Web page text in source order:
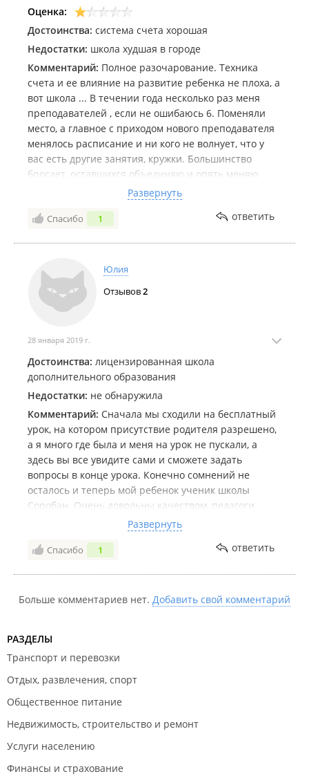
Оценка:
Достоинства: система счета хорошая
Недостатки: школа худшая в городе
Комментарий: Полное разочарование. Техника
счета и ее влияние на развитие ребенка не плоха, а
вот школа ... В течении года несколько раз меня
преподавателей , если не ошибаюсь 6. Поменяли
место, а главное с приходом нового преподавателя
менялось расписание и ни кого не волнует, что у
вас есть другие занятия, кружки. Большинство
бросает, оставшихся объединяю и опять меняю
расписание. В первый год вы потенциальный
доход, всячески уговаривают не бросать, второй год
им плевать и они этого не скрывают. Летом
придется отодвинуть. Оплачивая не малую сумму
вам придется всегда подстраиваться под школу, а в
конце обучения директор открыто в чате может
написать , что вас ни кто не держит )) ну так за
пожалела, что не бросили сразу. Альтернатив много
в городе .
Развернуть
Спасибо 1 ответить
Юлия
Отзывов2
28 января 2019 г.
Достоинства: лицензированная школа
дополнительного образования
Недостатки: не обнаружила
Комментарий: Сначала мы сходили на бесплатный
урок, на котором присутствие родителя разрешено,
а я много где была и меня на урок не пускали, а
здесь вы все увидите сами и сможете задать
вопросы в конце урока. Конечно сомнений не
осталось и теперь мой ребенок ученик школы
Соробан. Очень довольны качеством, педагоги
всегда приветливы и ответят на все вопросы,
ребенок всегда с нетерпение ждет следующего
урока. Уже через месяц стал удивлять нас своими
Развернуть
Спасибо 1 ответить
Больше комментариев нет. Добавить свой комментарий
РАЗДЕЛЫ
Транспорт и перевозки
Отдых, развлечения, спорт
Общественное питание
Недвижимость, строительство и ремонт
Услуги населению
Финансы и страхование